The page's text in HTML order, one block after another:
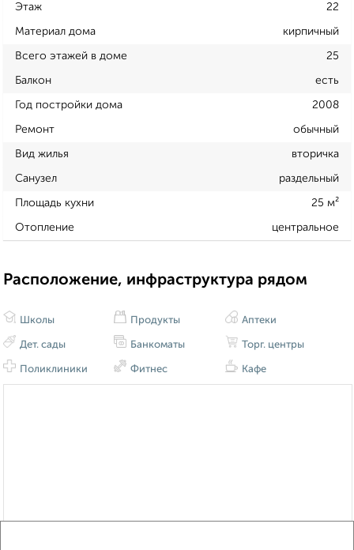
Этаж 22
Материал дома кирпичный
Всего этажей в доме 25
Балкон есть
Год постройки дома 2008
Ремонт обычный
Вид жилья вторичка
Санузел раздельный
Площадь кухни 25 м²
Отопление центральное
Расположение, инфраструктура рядом
Школы
Дет. сады
Поликлиники
Продукты
Банкоматы
Фитнес
Аптеки
Торг. центры
Кафе